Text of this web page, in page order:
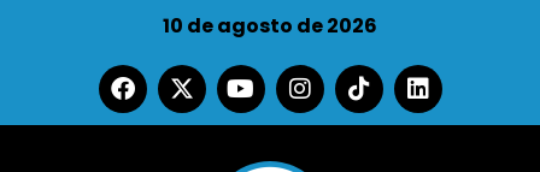
10 de agosto de 2026